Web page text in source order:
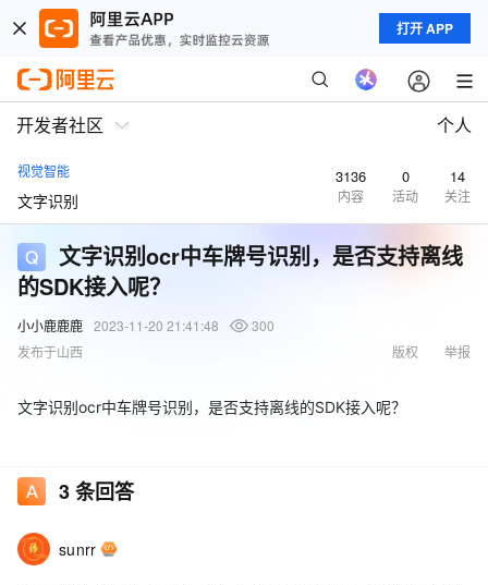
打开 APP
开发者社区 个人
视觉智能
文字识别
3136
内容
0
活动
14
关注
文字识别ocr中车牌号识别，是否支持离线
的SDK接入呢？
小小鹿鹿鹿 2023-11-20 21:41:48
300
发布于山西
举报
版权
文字识别ocr中车牌号识别，是否支持离线的SDK接入呢？
3条回答
sunrr